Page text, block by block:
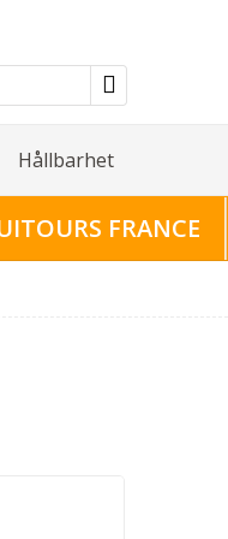
Hållbarhet
FRANCE